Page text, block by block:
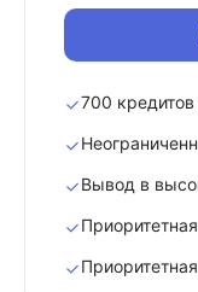
700
Вывод в